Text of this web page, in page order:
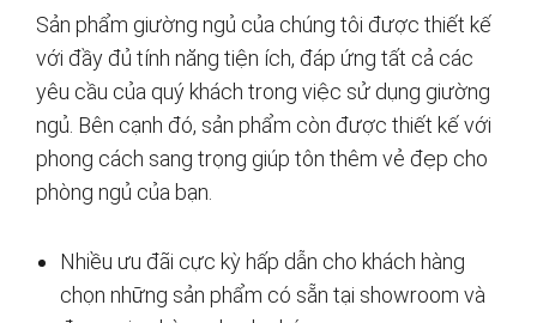
Sản phẩm giường ngủ của chúng tôi được thiết kế
với đầy đủ tính năng tiện ích, đáp ứng tất cả các
yêu cầu của quý khách trong việc sử dụng giường
ngủ. Bên cạnh đó, sản phẩm còn được thiết kế với
phong cách sang trọng giúp tôn thêm vẻ đẹp cho
phòng ngủ của bạn.
Nhiều ưu đãi cực kỳ hấp dẫn cho khách hàng
chọn những sản phẩm có sẵn tại showroom và